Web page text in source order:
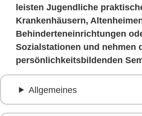
leisten Jugendliche
Krankenhäusern,
Behinderteneinrichtungen
Sozialstationen und nehmen
persönlichkeitsbildenden
Allgemeines